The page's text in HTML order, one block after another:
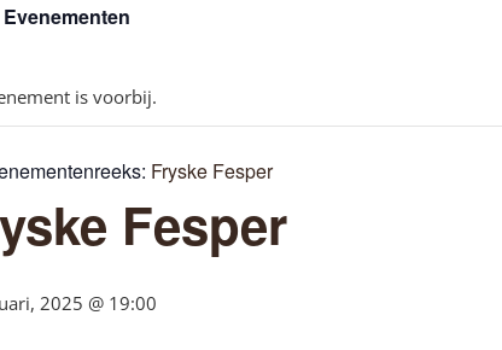
is voorbij.
Fryske Fesper
Fesper
2025 @ 19:00